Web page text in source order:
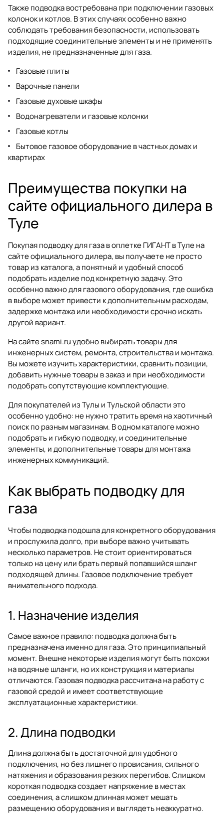
Также подводка востребована при подключении газовых
колонок и котлов. В этих случаях особенно важно
соблюдать требования безопасности, использовать
подходящие соединительные элементы и не применять
изделия, не предназначенные для газа.
Газовые плиты
Варочные панели
Газовые духовые шкафы
Водонагреватели и газовые колонки
Газовые котлы
Бытовое газовое оборудование в частных домах и
квартирах
Преимущества покупки на
сайте официального дилера в
Туле
Покупаяподводку для газа в оплетке ГИГАНТ в Тулена
сайте официального дилера, вы получаете не просто
товар из каталога, а понятный и удобный способ
подобрать изделие под конкретную задачу. Это
особенно важно для газового оборудования, где ошибка
в выборе может привести к дополнительным расходам,
задержке монтажа или необходимости срочно искать
другой вариант.
На сайтеsnami.ruудобно выбирать товары для
инженерных систем, ремонта, строительства и монтажа.
Вы можете изучить характеристики, сравнить позиции,
добавить нужные товары в заказ и при необходимости
подобрать сопутствующие комплектующие.
Для покупателей из Тулы и Тульской области это
особенно удобно: не нужно тратить время на хаотичный
поиск по разным магазинам. В одном каталоге можно
подобрать и гибкую подводку, и соединительные
элементы, и дополнительные товары для монтажа
инженерных коммуникаций.
Как выбрать подводку для
газа
Чтобы подводка подошла для конкретного оборудования
и прослужила долго, при выборе важно учитывать
несколько параметров. Не стоит ориентироваться
только на цену или брать первый попавшийся шланг
подходящей длины. Газовое подключение требует
внимательного подхода.
1. Назначение изделия
Самое важное правило: подводка должна быть
предназначена именно для газа. Это принципиальный
момент. Внешне некоторые изделия могут быть похожи
на водяные шланги, но их конструкция и материалы
отличаются. Газовая подводка рассчитана на работу с
газовой средой и имеет соответствующие
эксплуатационные характеристики.
2. Длина подводки
Длина должна быть достаточной для удобного
подключения, но без лишнего провисания, сильного
натяжения и образования резких перегибов. Слишком
короткая подводка создает напряжение в местах
соединения, а слишком длинная может мешать
размещению оборудования и выглядеть неаккуратно.